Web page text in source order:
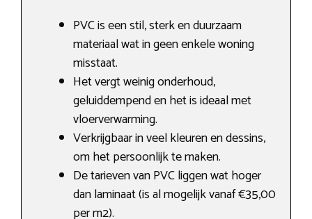
PVC is een stil, sterk en duurzaam
materiaal wat in geen enkele woning
misstaat.
Het vergt weinig onderhoud,
geluiddempend en het is ideaal met
vloerverwarming.
Verkrijgbaar in veel kleuren en dessins,
om het persoonlijk te maken.
De tarieven van PVC liggen wat hoger
dan laminaat (is al mogelijk vanaf €35,00
per m2).